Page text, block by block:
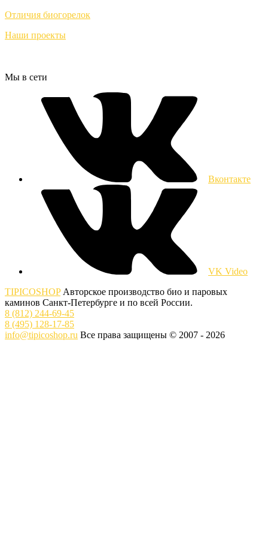
Отличия биогорелок
Наши проекты
Мы в сети
Вконтакте
VK Video
TIPICOSHOPАвторское производство био и паровых
каминов Санкт-Петербурге и по всей России.
8 (812) 244-69-45
8 (495) 128-17-85
info@tipicoshop.ru Все права защищены © 2007 - 2026